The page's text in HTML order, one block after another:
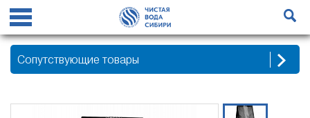
Сопутствующие товары